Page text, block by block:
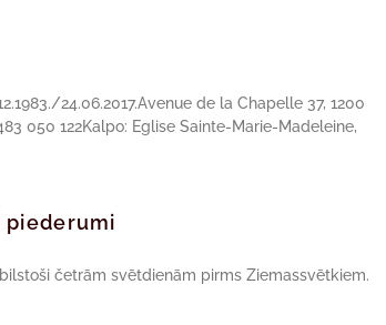
24.06.2017.Avenue de la Chapelle 37, 1200
050 122Kalpo: Eglise Sainte-Marie-Madeleine,
četrām svētdienām pirms Ziemassvētkiem.